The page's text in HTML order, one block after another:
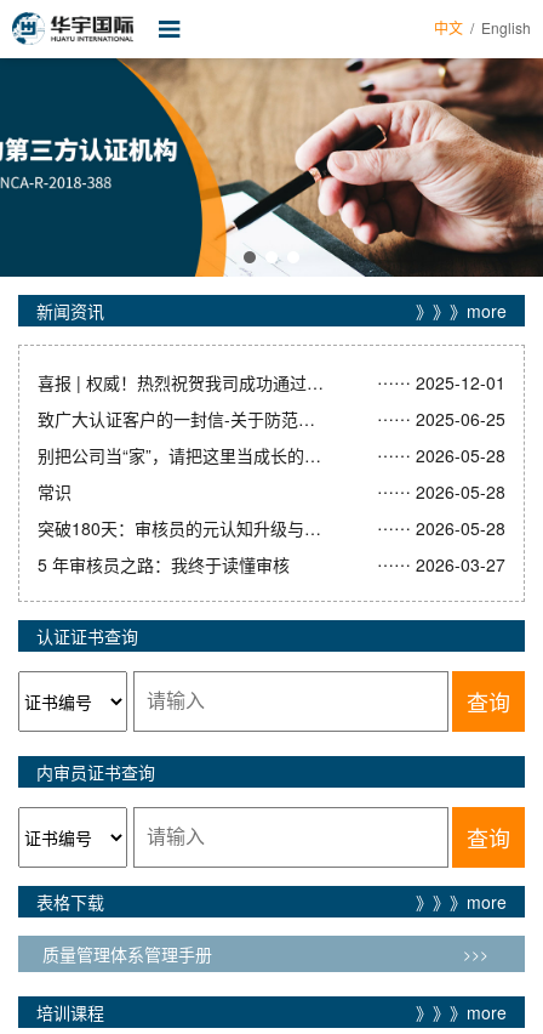
中文 / English
关于华宇
服务项目
新闻资讯
证书查询
培训课程
企业帮手
表格下载
新闻资讯 》》》more
…… 2025-12-01
喜报 | 权威！热烈祝贺我司成功通过CNAS认可
…… 2025-06-25
致广大认证客户的一封信-关于防范不良分子借认证之名误导客户付费的重要提醒
…… 2026-05-28
别把公司当“家”，请把这里当成长的战场
…… 2026-05-28
常识
…… 2026-05-28
突破180天：审核员的元认知升级与职业新路径
…… 2026-03-27
5 年审核员之路：我终于读懂审核
认证证书查询
查询
内审员证书查询
查询
表格下载 》》》more
>>>
质量管理体系管理手册
培训课程 》》》more